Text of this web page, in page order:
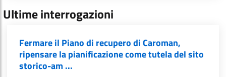
Ultime interrogazioni
Fermare il Piano di recupero di Caroman,
ripensare la pianificazione come tutela del sito
storico-am ...